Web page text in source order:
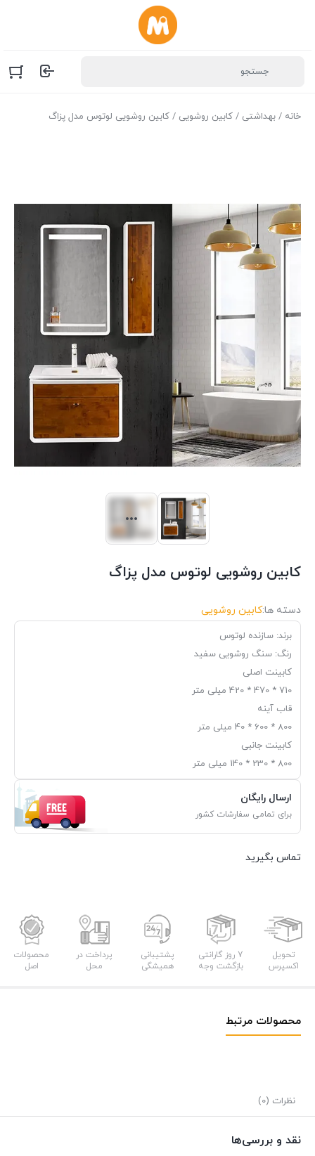
خانه / بهداشتی / کابین روشویی / کابین روشویی لوتوس مدل پزاگ
کابین روشویی لوتوس مدل پزاگ
دسته ها:کابین روشویی
برند: سازنده لوتوس
رنگ: سنگ روشویی سفید
کابینت اصلی
710 * 470 * 420 میلی متر
قاب آینه
800 * 600 * 40 میلی متر
کابینت جانبی
800 * 230 * 140 میلی متر
ارسال رایگان
برای تمامی سفارشات کشور
تماس بگیرید
تحویل
اکسپرس
7 روز گارانتی
بازگشت وجه
پشتیبانی
همیشگی
پرداخت در
محل
محصولات
اصل
محصولات مرتبط
نظرات (0)
نقد و بررسی‌ها